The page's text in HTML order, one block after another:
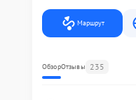
Маршрут
ОбзорОтзывы 235